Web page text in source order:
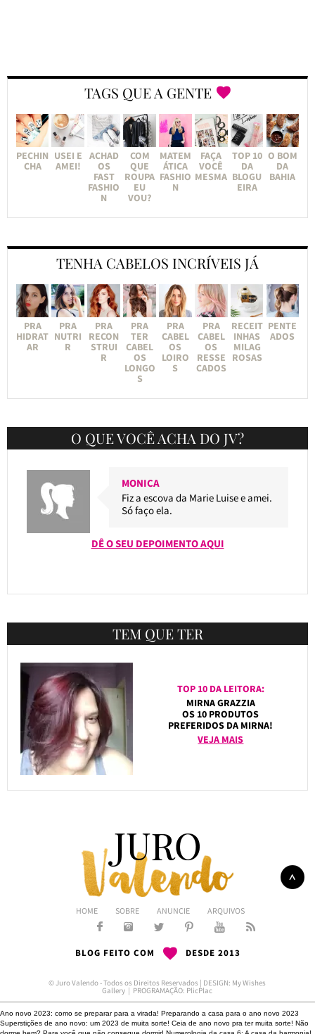
TAGS QUE A GENTE
PECHIN
CHA
USEI E
AMEI!
ACHAD
OS
FAST
FASHIO
N
COM
QUE
ROUPA
EU
VOU?
MATEM
ÁTICA
FASHIO
N
FAÇA
VOCÊ
MESMA
TOP 10
DA
BLOGU
EIRA
O BOM
DA
BAHIA
TENHA CABELOS INCRÍVEIS JÁ
PRA
HIDRAT
AR
PRA
NUTRI
R
PRA
RECON
STRUI
R
PRA
TER
CABEL
OS
LONGO
S
PRA
CABEL
OS
LOIRO
S
PRA
CABEL
OS
RESSE
CADOS
RECEIT
INHAS
MILAG
ROSAS
PENTE
ADOS
O QUE VOCÊ ACHA DO JV?
MONICA
Fiz a escova da Marie Luise e amei.
Só faço ela.
DÊ O SEU DEPOIMENTO AQUI
TEM QUE TER
TOP 10 DA LEITORA:
MIRNA GRAZZIA
OS 10 PRODUTOS
PREFERIDOS DA MIRNA!
VEJA MAIS
HOME SOBRE ANUNCIE ARQUIVOS
BLOG FEITO COM DESDE 2013
© Juro Valendo - Todos os Direitos Reservados | DESIGN: My Wishes
Gallery | PROGRAMAÇÃO: PlicPlac
Ano novo 2023: como se preparar para a virada! Preparando a casa para o ano novo 2023
Superstições de ano novo: um 2023 de muita sorte! Ceia de ano novo pra ter muita sorte! Não